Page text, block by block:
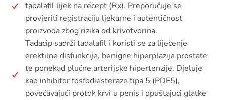
tadalafil lijek na recept (Rx). Preporučuje se
provjeriti registraciju ljekarne i autentičnost
proizvoda zbog rizika od krivotvorina.
Tadacip sadrži tadalafil i koristi se za liječenje
erektilne disfunkcije, benigne hiperplazije prostate
te ponekad plućne arterijske hipertenzije. Djeluje
kao inhibitor fosfodiesteraze tipa 5 (PDE5),
povećavajući protok krvi u penis i opuštajući glatke